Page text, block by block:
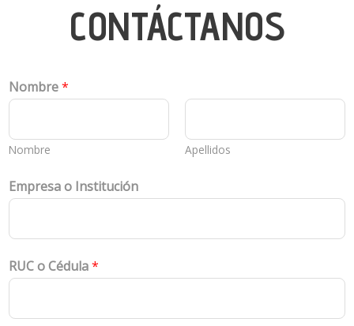
CONTÁCTANOS
Nombre*
Nombre Apellidos
Empresa o Institución
RUC o Cédula*